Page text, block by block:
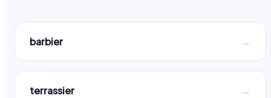
barbier →
terrassier →